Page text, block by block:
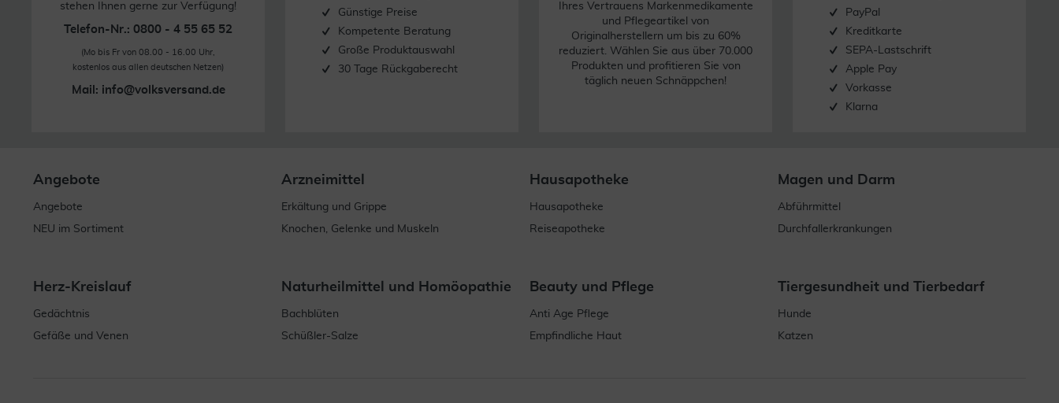
stehen Ihnen gerne zur Verfügung!
Telefon-Nr.: 0800 - 4 55 65 52
(Mo bis Fr von 08.00 - 16.00 Uhr,
kostenlos aus allen deutschen Netzen)
Mail: info@volksversand.de
Günstige Preise
Kompetente Beratung
Große Produktauswahl
30 Tage Rückgaberecht
Ihres Vertrauens Markenmedikamente
und Pflegeartikel von
Originalherstellern um bis zu 60%
reduziert. Wählen Sie aus über 70.000
Produkten und profitieren Sie von
täglich neuen Schnäppchen!
PayPal
Kreditkarte
SEPA-Lastschrift
Apple Pay
Vorkasse
Klarna
Angebote
Angebote
NEU im Sortiment
Arzneimittel
Erkältung und Grippe
Knochen, Gelenke und Muskeln
Hausapotheke
Hausapotheke
Reiseapotheke
Magen und Darm
Abführmittel
Durchfallerkrankungen
Herz-Kreislauf
Gedächtnis
Gefäße und Venen
Naturheilmittel und Homöopathie
Bachblüten
Schüßler-Salze
Beauty und Pflege
Anti Age Pflege
Empfindliche Haut
Tiergesundheit und Tierbedarf
Hunde
Katzen